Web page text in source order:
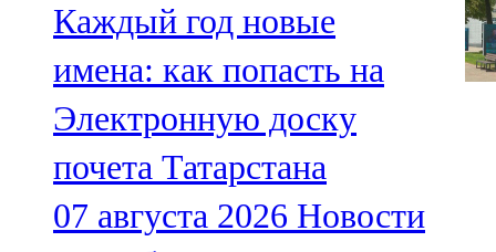
Каждый год новые
имена: как попасть на
Электронную доску
почета Татарстана
07 августа 2026 Новости